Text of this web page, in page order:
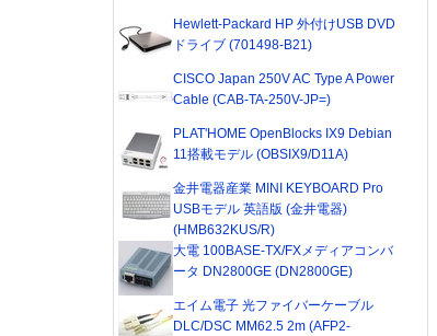
Hewlett-Packard HP 外付けUSB DVD
ドライブ (701498-B21)
CISCO Japan 250V AC Type A Power
Cable (CAB-TA-250V-JP=)
PLAT'HOME OpenBlocks IX9 Debian
11搭載モデル (OBSIX9/D11A)
金井電器産業 MINI KEYBOARD Pro
USBモデル 英語版 (金井電器)
(HMB632KUS/R)
大電 100BASE-TX/FXメディアコンバ
ータ DN2800GE (DN2800GE)
エイム電子 光ファイバーケーブル
DLC/DSC MM62.5 2m (AFP2-